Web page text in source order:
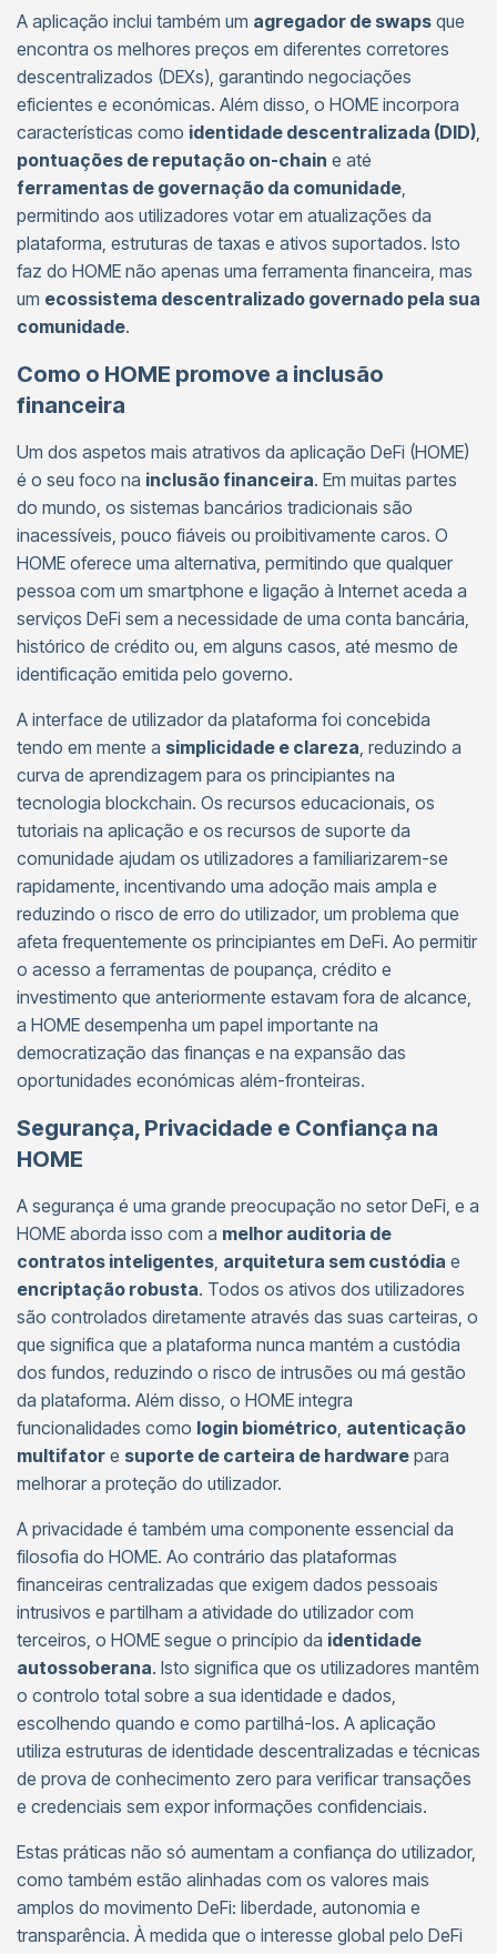
A aplicação inclui também um agregador de swaps que
encontra os melhores preços em diferentes corretores
descentralizados (DEXs), garantindo negociações
eficientes e económicas. Além disso, o HOME incorpora
características como identidade descentralizada (DID),
pontuações de reputação on-chain e até
ferramentas de governação da comunidade,
permitindo aos utilizadores votar em atualizações da
plataforma, estruturas de taxas e ativos suportados. Isto
faz do HOME não apenas uma ferramenta financeira, mas
um ecossistema descentralizado governado pela sua
comunidade.
Como o HOME promove a inclusão
financeira
Um dos aspetos mais atrativos da aplicação DeFi (HOME)
é o seu foco na inclusão financeira. Em muitas partes
do mundo, os sistemas bancários tradicionais são
inacessíveis, pouco fiáveis ou proibitivamente caros. O
HOME oferece uma alternativa, permitindo que qualquer
pessoa com um smartphone e ligação à Internet aceda a
serviços DeFi sem a necessidade de uma conta bancária,
histórico de crédito ou, em alguns casos, até mesmo de
identificação emitida pelo governo.
A interface de utilizador da plataforma foi concebida
tendo em mente a simplicidade e clareza, reduzindo a
curva de aprendizagem para os principiantes na
tecnologia blockchain. Os recursos educacionais, os
tutoriais na aplicação e os recursos de suporte da
comunidade ajudam os utilizadores a familiarizarem-se
rapidamente, incentivando uma adoção mais ampla e
reduzindo o risco de erro do utilizador, um problema que
afeta frequentemente os principiantes em DeFi. Ao permitir
o acesso a ferramentas de poupança, crédito e
investimento que anteriormente estavam fora de alcance,
a HOME desempenha um papel importante na
democratização das finanças e na expansão das
oportunidades económicas além-fronteiras.
Segurança, Privacidade e Confiança na
HOME
A segurança é uma grande preocupação no setor DeFi, e a
HOME aborda isso com a melhor auditoria de
contratos inteligentes, arquitetura sem custódia e
encriptação robusta. Todos os ativos dos utilizadores
são controlados diretamente através das suas carteiras, o
que significa que a plataforma nunca mantém a custódia
dos fundos, reduzindo o risco de intrusões ou má gestão
da plataforma. Além disso, o HOME integra
funcionalidades como login biométrico, autenticação
multifator e suporte de carteira de hardware para
melhorar a proteção do utilizador.
A privacidade é também uma componente essencial da
filosofia do HOME. Ao contrário das plataformas
financeiras centralizadas que exigem dados pessoais
intrusivos e partilham a atividade do utilizador com
terceiros, o HOME segue o princípio da identidade
autossoberana. Isto significa que os utilizadores mantêm
o controlo total sobre a sua identidade e dados,
escolhendo quando e como partilhá-los. A aplicação
utiliza estruturas de identidade descentralizadas e técnicas
de prova de conhecimento zero para verificar transações
e credenciais sem expor informações confidenciais.
Estas práticas não só aumentam a confiança do utilizador,
como também estão alinhadas com os valores mais
amplos do movimento DeFi: liberdade, autonomia e
transparência. À medida que o interesse global pelo DeFi